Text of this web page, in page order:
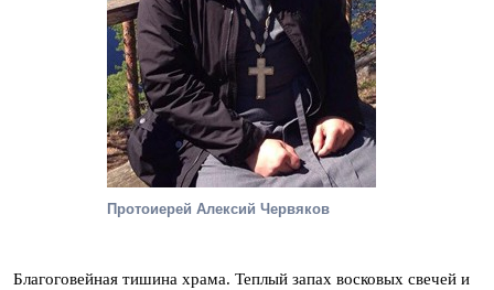
Протоиерей Алексий Червяков
Благоговейная тишина храма. Теплый запах восковых свечей и